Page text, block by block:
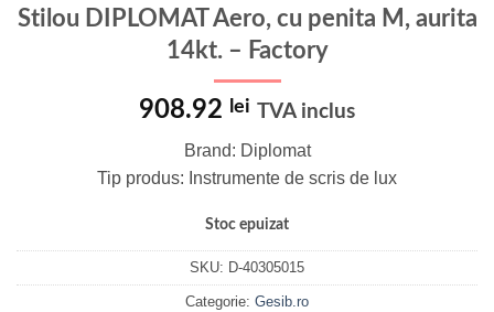
Stilou DIPLOMAT Aero, cu penita M, aurita
14kt. – Factory
908.92 lei TVA inclus
Brand: Diplomat
Tip produs: Instrumente de scris de lux
Stoc epuizat
SKU: D-40305015
Categorie: Gesib.ro